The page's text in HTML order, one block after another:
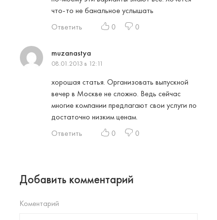
что-то не банальное услышать
Ответить
0 0
muzanastya
08.01.2013 в 12:11
хорошая статья. Организовать выпускной
вечер в Москве не сложно. Ведь сейчас
многие компании предлагают свои услуги по
достаточно низким ценам.
Ответить
0 0
Добавить комментарий
Коментарий